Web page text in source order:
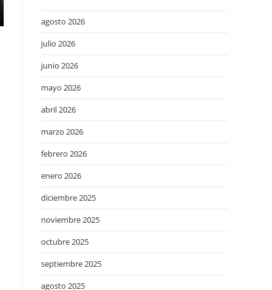
agosto 2026
julio 2026
junio 2026
mayo 2026
abril 2026
marzo 2026
febrero 2026
enero 2026
diciembre 2025
noviembre 2025
octubre 2025
septiembre 2025
agosto 2025